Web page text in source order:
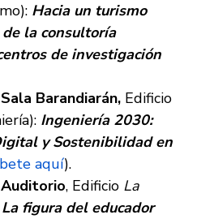
Hacia un turismo
la consultoría
de investigación
Sala Barandiarán, Edificio
Ingeniería 2030:
y Sostenibilidad en
aquí).
Auditorio, Edificio La
La figura del educador